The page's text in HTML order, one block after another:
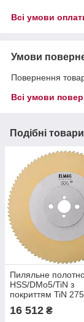
Всі умови
Умови
Повернення
Всі умови
Подібні
Пиляльне
HSS/DMo5/TiN з
покриттям TiN
мм T4 220 зубців
16 512 ₴